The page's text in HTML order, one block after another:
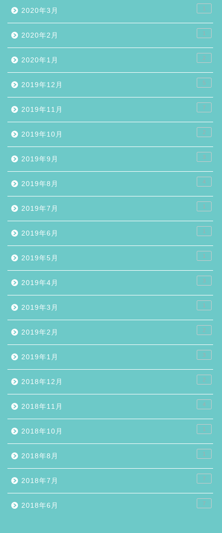
2020年3月 1
2020年2月 1
2020年1月 2
2019年12月 5
2019年11月 7
2019年10月 2
2019年9月 3
2019年8月 4
2019年7月 1
2019年6月 1
2019年5月 1
2019年4月 3
2019年3月 1
2019年2月 2
2019年1月 3
2018年12月 2
2018年11月 4
2018年10月 1
2018年8月 1
2018年7月 7
2018年6月 7